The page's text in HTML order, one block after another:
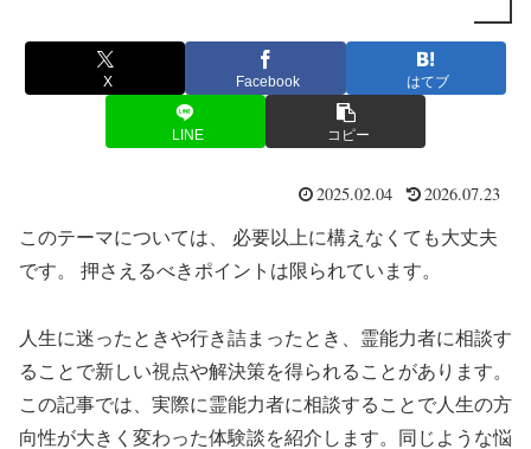
X Facebook はてブ
LINE コピー
2025.02.04 2026.07.23
このテーマについては、 必要以上に構えなくても大丈夫
です。 押さえるべきポイントは限られています。
人生に迷ったときや行き詰まったとき、霊能力者に相談す
ることで新しい視点や解決策を得られることがあります。
この記事では、実際に霊能力者に相談することで人生の方
向性が大きく変わった体験談を紹介します。同じような悩